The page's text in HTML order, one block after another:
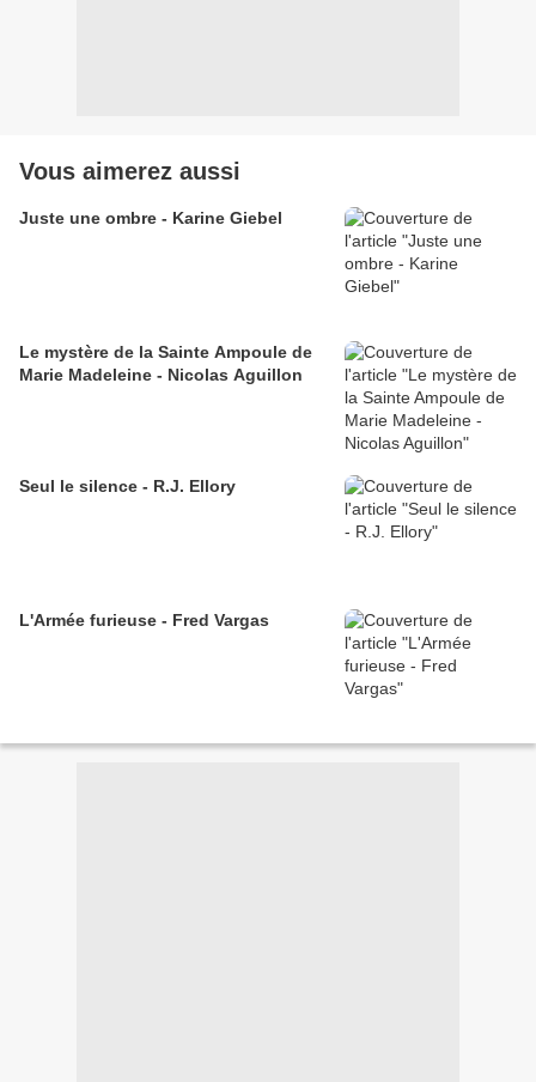
Vous aimerez aussi
Juste une ombre - Karine Giebel
Le mystère de la Sainte Ampoule de
Marie Madeleine - Nicolas Aguillon
Seul le silence - R.J. Ellory
L'Armée furieuse - Fred Vargas